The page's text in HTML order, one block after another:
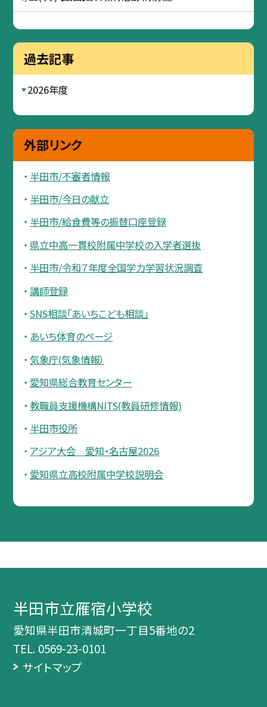
過去記事
2026年度
外部リンク
半田市/不審者情報
半田市/今日の献立
半田市/給食費等の振替口座登録
県立中高一貫校附属中学校の入学者選抜
半田市/令和７年度全国学力学習状況調査
講師登録
SNS相談「あいちこども相談」
あいち体育のページ
気象庁(気象情報）
愛知県総合教育センター
教職員支援機構NITS(教員研修情報)
半田市役所
アジア大会 愛知・名古屋2026
愛知県立高校附属中学校説明会
半田市立雁宿小学校
愛知県半田市清城町一丁目5番地の2
TEL. 0569-23-0101
サイトマップ